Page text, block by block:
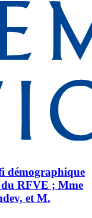
démographique
du RFVE ; Mme
et M.